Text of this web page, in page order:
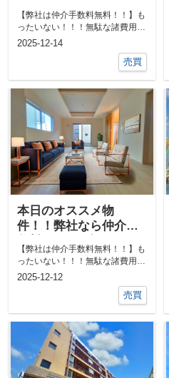
なる物件あればご相談
ください！！
【弊社は仲介手数料無料！！】も
ったいない！！！無駄な諸費用一
切なし！！①ネットで気になる物
2025-12-14
売買
本日のオススメ物
件！！弊社なら仲介手
なる物件あればご相談
ください！！
【弊社は仲介手数料無料！！】も
ったいない！！！無駄な諸費用一
切なし！！①ネットで気になる物
2025-12-12
売買